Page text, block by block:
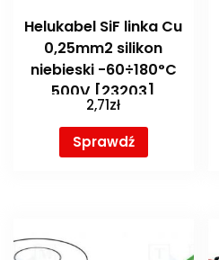
Helukabel SiF linka Cu
0,25mm2 silikon
niebieski -60÷180°C
500V [23203]
2,71zł
Sprawdź